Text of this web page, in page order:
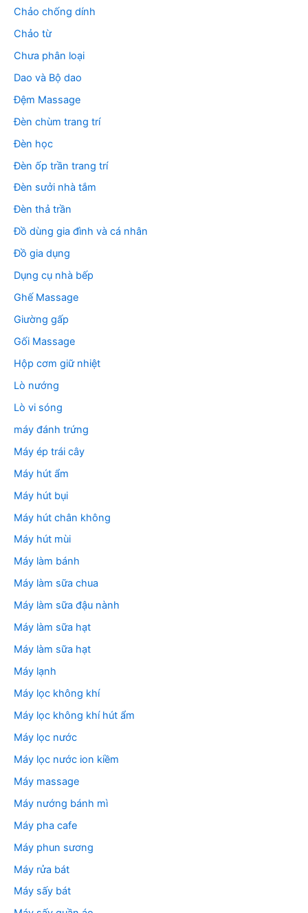
Chảo chống dính
Chảo từ
Chưa phân loại
Dao và Bộ dao
Đệm Massage
Đèn chùm trang trí
Đèn học
Đèn ốp trần trang trí
Đèn sưởi nhà tắm
Đèn thả trần
Đồ dùng gia đình và cá nhân
Đồ gia dụng
Dụng cụ nhà bếp
Ghế Massage
Giường gấp
Gối Massage
Hộp cơm giữ nhiệt
Lò nướng
Lò vi sóng
máy đánh trứng
Máy ép trái cây
Máy hút ẩm
Máy hút bụi
Máy hút chân không
Máy hút mùi
Máy làm bánh
Máy làm sữa chua
Máy làm sữa đậu nành
Máy làm sữa hạt
Máy làm sữa hạt
Máy lạnh
Máy lọc không khí
Máy lọc không khí hút ẩm
Máy lọc nước
Máy lọc nước ion kiềm
Máy massage
Máy nướng bánh mì
Máy pha cafe
Máy phun sương
Máy rửa bát
Máy sấy bát